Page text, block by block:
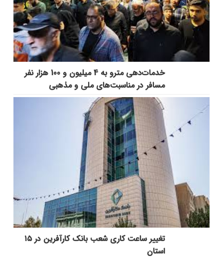
خدمات‌دهي مترو به 4 ميليون و 100 هزار نفر
مسافر در مناسبت‌هاي ملي و مذهبي
تغییر ساعت کاری شعب بانک کارآفرین در ۱۵
استان